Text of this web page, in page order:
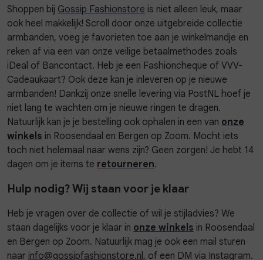
Shoppen bij Gossip Fashionstore is niet alleen leuk, maar
ook heel makkelijk! Scroll door onze uitgebreide collectie
armbanden, voeg je favorieten toe aan je winkelmandje en
reken af via een van onze veilige betaalmethodes zoals
iDeal of Bancontact. Heb je een Fashioncheque of VVV-
Cadeaukaart? Ook deze kan je inleveren op je nieuwe
armbanden! Dankzij onze snelle levering via PostNL hoef je
niet lang te wachten om je nieuwe ringen te dragen.
Natuurlijk kan je je bestelling ook ophalen in een van onze
winkels in Roosendaal en Bergen op Zoom. Mocht iets
toch niet helemaal naar wens zijn? Geen zorgen! Je hebt 14
dagen om je items te retourneren.
Hulp nodig? Wij staan voor je klaar
Heb je vragen over de collectie of wil je stijladvies? We
staan dagelijks voor je klaar in onze winkels in Roosendaal
en Bergen op Zoom. Natuurlijk mag je ook een mail sturen
naar info@gossipfashionstore.nl, of een DM via Instagram.